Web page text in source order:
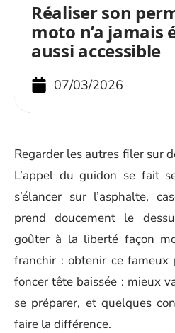
Réaliser son
moto n’a jamais
aussi accessible
07/03/2026
Regarder les autres filer sur
L’appel du guidon se fait
s’élancer sur l’asphalte,
prend doucement le
goûter à la liberté façon
franchir : obtenir ce fameux
foncer tête baissée : mieux
se préparer, et quelques
faire la différence.